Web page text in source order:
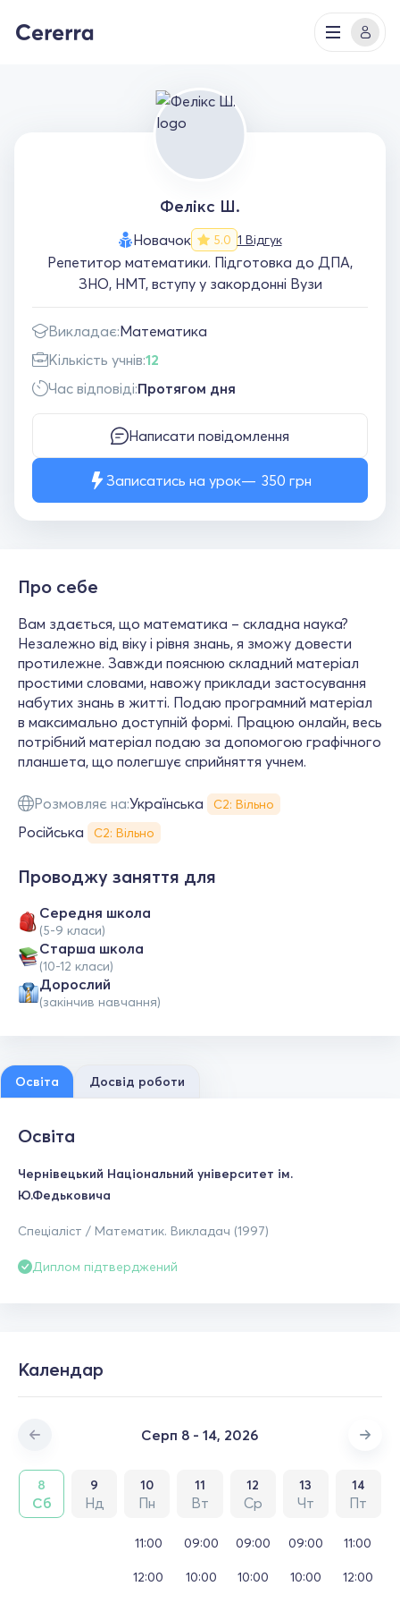
Фелікс Ш.
Новачок 5.0 1 Відгук
Репетитор математики. Підготовка до ДПА,
ЗНО, НМТ, вступу у закордонні Вузи
Викладає:Математика
Кількість учнів:12
Час відповіді:Протягом дня
Написати повідомлення
Записатись на урок 350 грн
Про себе
Вам здається, що математика – складна наука?
Незалежно від віку і рівня знань, я зможу довести
протилежне. Завжди пояснюю складний матеріал
простими словами, навожу приклади застосування
набутих знань в житті. Подаю програмний матеріал
в максимально доступній формі. Працюю онлайн, весь
потрібний матеріал подаю за допомогою графічного
планшета, що полегшує сприйняття учнем.
Розмовляє на:Українська С2: Вільно
Російська С2: Вільно
Проводжу заняття для
Середня школа
(5-9 класи)
Старша школа
(10-12 класи)
Дорослий
(закінчив навчання)
Освіта Досвід роботи
Освіта
Чернівецький Національний університет ім.
Ю.Федьковича
Спеціаліст / Математик. Викладач (1997)
Диплом підтверджений
Календар
Серп 8 - 14, 2026
8
Сб
9
Нд
10
Пн
11
Вт
12
Ср
13
Чт
14
Пт
11:00
12:00
09:00
10:00
09:00
10:00
09:00
10:00
11:00
12:00